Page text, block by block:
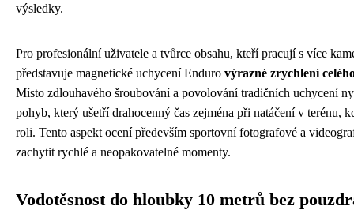
výsledky.
Pro profesionální uživatele a tvůrce obsahu, kteří pracují s více
představuje magnetické uchycení Enduro výrazné zrychlení
Místo zdlouhavého šroubování a povolování tradičních uchycení
pohyb, který ušetří drahocenný čas zejména při natáčení v terénu,
roli. Tento aspekt ocení především sportovní fotografové a
zachytit rychlé a neopakovatelné momenty.
Vodotěsnost do hloubky 10 metrů bez